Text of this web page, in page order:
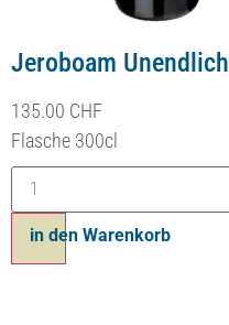
Jeroboam Unendlich
135.00 CHF
Flasche 300cl
in den Warenkorb